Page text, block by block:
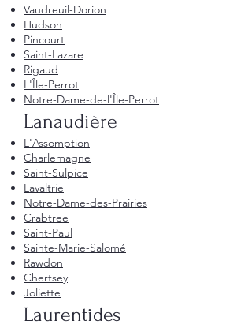
Vaudreuil-Dorion
Hudson
Pincourt
Saint-Lazare
Rigaud
L'Île-Perrot
Notre-Dame-de-l'Île-Perrot
Lanaudière
L'Assomption
Charlemagne
Saint-Sulpice
Lavaltrie
Notre-Dame-des-Prairies
Crabtree
Saint-Paul
Sainte-Marie-Salomé
Rawdon
Chertsey
Joliette
Laurentides